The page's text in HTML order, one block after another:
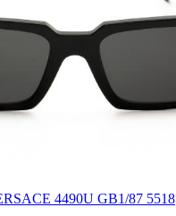
4490U GB1/87 5518